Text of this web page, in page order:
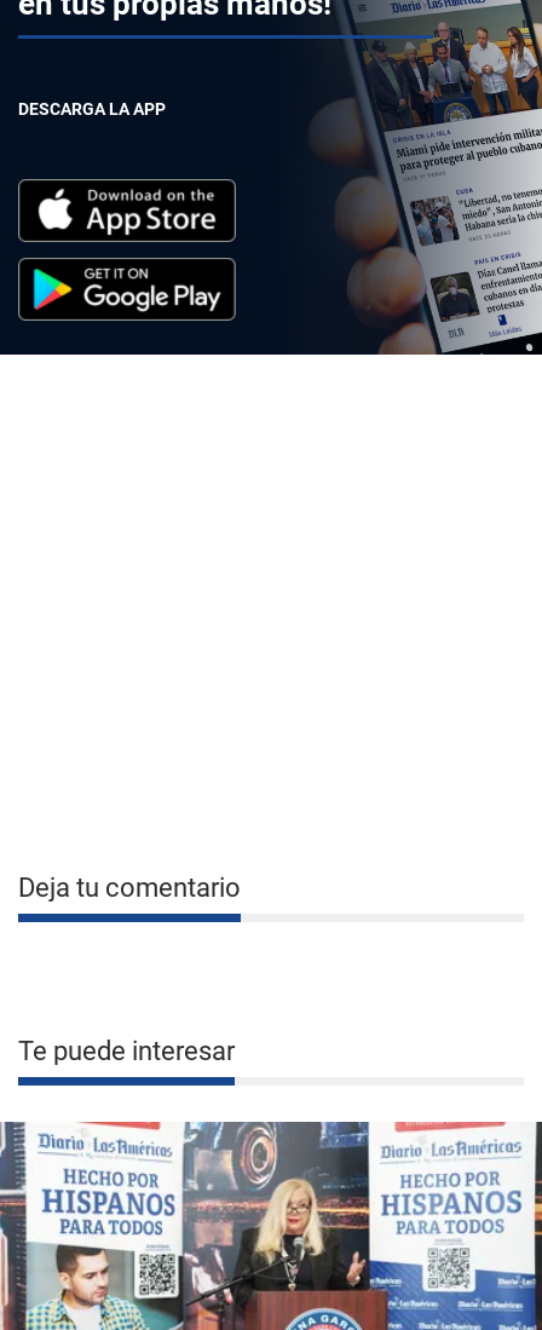
DESCARGA LA APP
Deja tu comentario
Te puede interesar